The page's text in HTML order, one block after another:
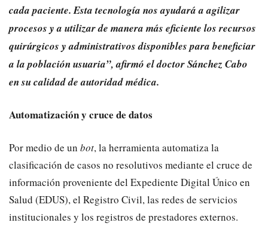
cada paciente. Esta tecnología nos ayudará a agilizar
procesos y a utilizar de manera más eficiente los recursos
quirúrgicos y administrativos disponibles para beneficiar
a la población usuaria”, afirmó el doctor Sánchez Cabo
en su calidad de autoridad médica.
Automatización y cruce de datos
Por medio de un bot, la herramienta automatiza la
clasificación de casos no resolutivos mediante el cruce de
información proveniente del Expediente Digital Único en
Salud (EDUS), el Registro Civil, las redes de servicios
institucionales y los registros de prestadores externos.